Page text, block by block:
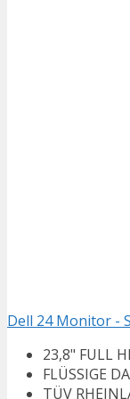
Dell 24 Monitor -
23,8" FULL
FLÜSSIGE
TÜV